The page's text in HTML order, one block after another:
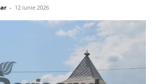
- 12 iunie 2026